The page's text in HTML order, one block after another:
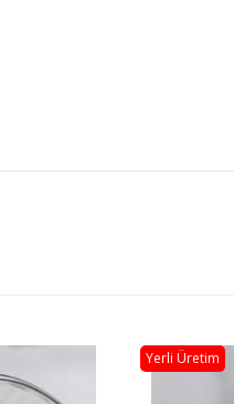
Yerli Üretim